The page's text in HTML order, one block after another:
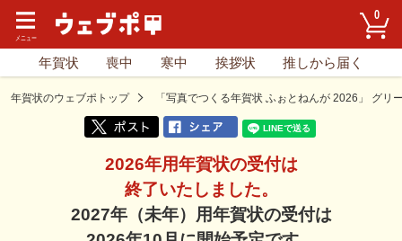
0
年賀状 喪中 寒中 挨拶状 推しから届く
年賀状のウェブポトップ 「写真でつくる年賀状 ふぉとねんが 2026」 グリ
2026年用年賀状の受付は
終了いたしました。
2027年（未年）用年賀状の受付は